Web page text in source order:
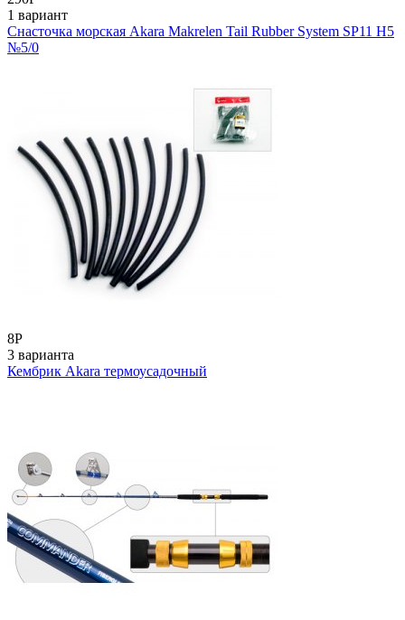
1 вариант
Снасточка морская Akara Makrelen Tail Rubber System SP11 H5
№5/0
8Р
3 варианта
Кембрик Akara термоусадочный